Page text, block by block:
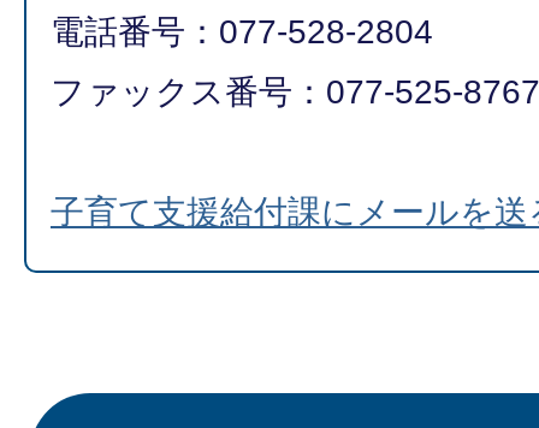
電話番号：077-528-2804
ファックス番号：077-525-8767
子育て支援給付課にメールを送